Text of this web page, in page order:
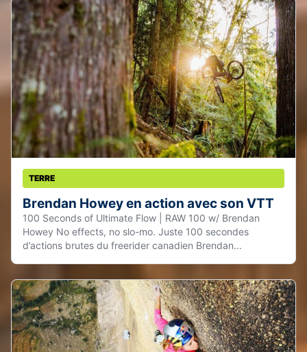
TERRE
Brendan Howey en action avec son VTT
100 Seconds of Ultimate Flow | RAW 100 w/ Brendan
Howey No effects, no slo-mo. Juste 100 secondes
d’actions brutes du freerider canadien Brendan...